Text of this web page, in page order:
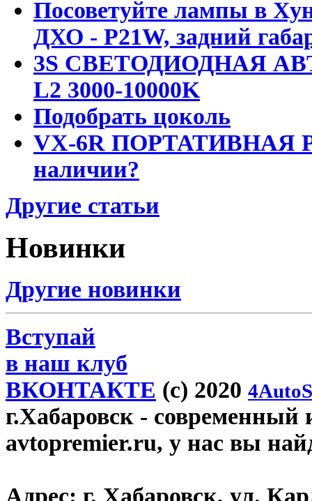
Посоветуйте лампы в
ДХО - P21W, задний
3S СВЕТОДИОДНАЯ
L2 3000-10000K
Подобрать цоколь
VX-6R ПОРТАТИВНАЯ
наличии?
Другие статьи
Новинки
Другие новинки
Вступай
в наш клуб
ВКОНТАКТЕ (c) 2020
г.Хабаровск - современный
avtopremier.ru, у нас вы